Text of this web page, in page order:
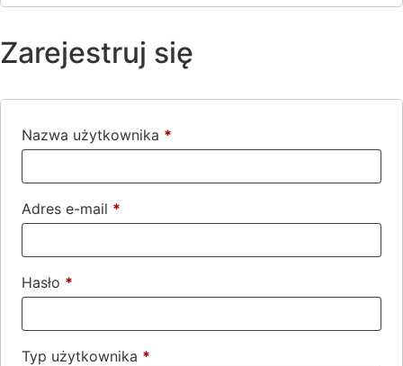
Zarejestruj się
Nazwa użytkownika *
Adres e-mail *
Hasło *
Typ użytkownika *